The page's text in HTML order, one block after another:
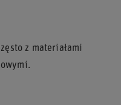
z materiałami